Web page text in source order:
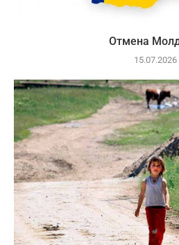
Отмена
15.07.2026